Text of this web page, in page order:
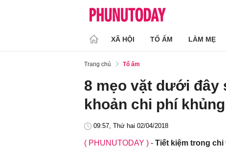
XÃ HỘI TỔ ẤM LÀM MẸ
Trang chủ Tổ ấm
8 mẹo vặt dưới đây
khoản chi phí khủng
09:57, Thứ hai 02/04/2018
( PHUNUTODAY ) - Tiết kiệm trong